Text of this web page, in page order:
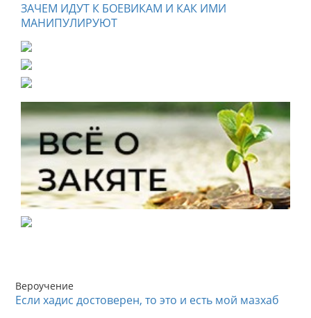
ЗАЧЕМ ИДУТ К БОЕВИКАМ И КАК ИМИ
МАНИПУЛИРУЮТ
Вероучение
Если хадис достоверен, то это и есть мой мазхаб